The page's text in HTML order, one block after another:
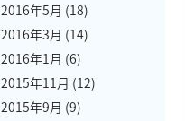
2016年5月 (18)
2016年3月 (14)
2016年1月 (6)
2015年11月 (12)
2015年9月 (9)